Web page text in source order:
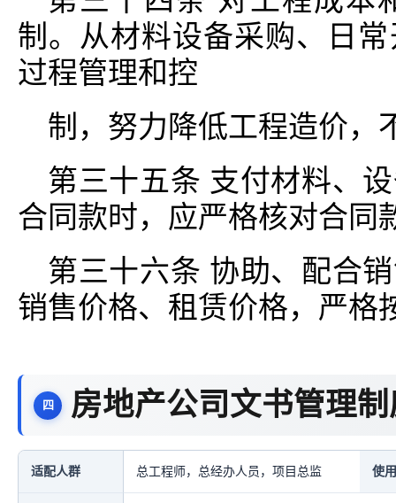
制。从材料设备采购、日
过程管理和控
制，努力降低工程造价，
第三十五条 支付材料、
合同款时，应严格核对合同
第三十六条 协助、配合
销售价格、租赁价格，严格
房地产公司文书管理
适配人群 总工程师，总经办人员，项目总监 使